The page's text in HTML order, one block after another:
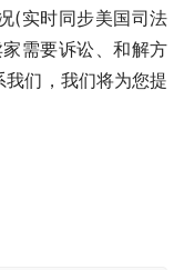
(实时同步美国司法
需要诉讼、和解方
们，我们将为您提